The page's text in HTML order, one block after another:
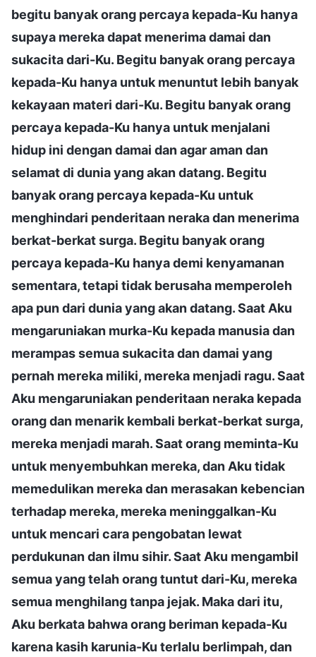
begitu banyak orang percaya kepada-Ku hanya
supaya mereka dapat menerima damai dan
sukacita dari-Ku. Begitu banyak orang percaya
kepada-Ku hanya untuk menuntut lebih banyak
kekayaan materi dari-Ku. Begitu banyak orang
percaya kepada-Ku hanya untuk menjalani
hidup ini dengan damai dan agar aman dan
selamat di dunia yang akan datang. Begitu
banyak orang percaya kepada-Ku untuk
menghindari penderitaan neraka dan menerima
berkat-berkat surga. Begitu banyak orang
percaya kepada-Ku hanya demi kenyamanan
sementara, tetapi tidak berusaha memperoleh
apa pun dari dunia yang akan datang. Saat Aku
mengaruniakan murka-Ku kepada manusia dan
merampas semua sukacita dan damai yang
pernah mereka miliki, mereka menjadi ragu. Saat
Aku mengaruniakan penderitaan neraka kepada
orang dan menarik kembali berkat-berkat surga,
mereka menjadi marah. Saat orang meminta-Ku
untuk menyembuhkan mereka, dan Aku tidak
memedulikan mereka dan merasakan kebencian
terhadap mereka, mereka meninggalkan-Ku
untuk mencari cara pengobatan lewat
perdukunan dan ilmu sihir. Saat Aku mengambil
semua yang telah orang tuntut dari-Ku, mereka
semua menghilang tanpa jejak. Maka dari itu,
Aku berkata bahwa orang beriman kepada-Ku
karena kasih karunia-Ku terlalu berlimpah, dan